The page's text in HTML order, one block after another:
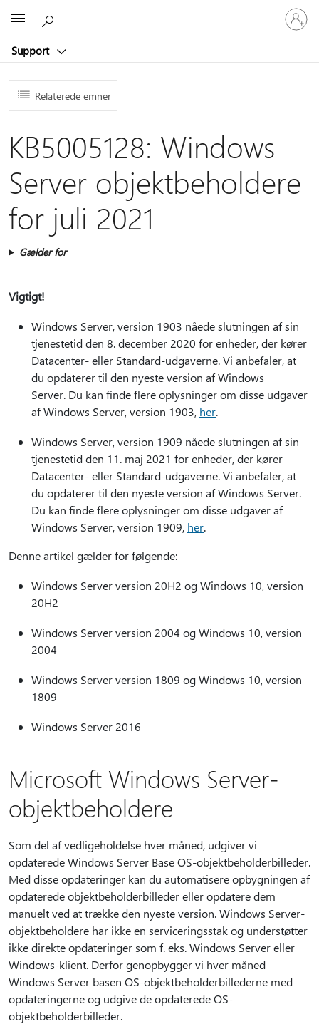
Support
Log
på
din
Relaterede emner
KB5005128: Windows
Server objektbeholdere
for juli 2021
Gælder for
Vigtigt!
Windows Server, version 1903 nåede slutningen af sin
tjenestetid den 8. december 2020 for enheder, der kører
Datacenter- eller Standard-udgaverne. Vi anbefaler, at
du opdaterer til den nyeste version af Windows
Server. Du kan finde flere oplysninger om disse udgaver
af Windows Server, version 1903, her.
Windows Server, version 1909 nåede slutningen af sin
tjenestetid den 11. maj 2021 for enheder, der kører
Datacenter- eller Standard-udgaverne. Vi anbefaler, at
du opdaterer til den nyeste version af Windows Server.
Du kan finde flere oplysninger om disse udgaver af
Windows Server, version 1909, her.
Denne artikel gælder for følgende:
Windows Server version 20H2 og Windows 10, version
20H2
Windows Server version 2004 og Windows 10, version
2004
Windows Server version 1809 og Windows 10, version
1809
Windows Server 2016
Microsoft Windows Server-
objektbeholdere
Som del af vedligeholdelse hver måned, udgiver vi
opdaterede Windows Server Base OS-objektbeholderbilleder.
Med disse opdateringer kan du automatisere opbygningen af
opdaterede objektbeholderbilleder eller opdatere dem
manuelt ved at trække den nyeste version. Windows Server-
objektbeholdere har ikke en serviceringsstak og understøtter
ikke direkte opdateringer som f. eks. Windows Server eller
Windows-klient. Derfor genopbygger vi hver måned
Windows Server basen OS-objektbeholderbillederne med
opdateringerne og udgive de opdaterede OS-
objektbeholderbilleder.